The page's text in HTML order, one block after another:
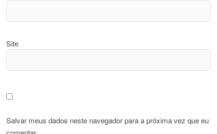
Site
Salvar meus dados neste navegador para a próxima vez que eu